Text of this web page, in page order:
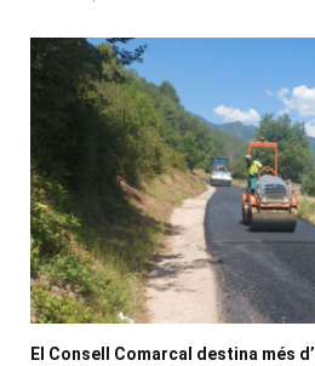
El Consell Comarcal destina més